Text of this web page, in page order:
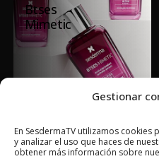
Gestionar
En SesdermaTV utilizamos
y analizar el uso que haces de
obtener más información sobre
Btses
Mimetic